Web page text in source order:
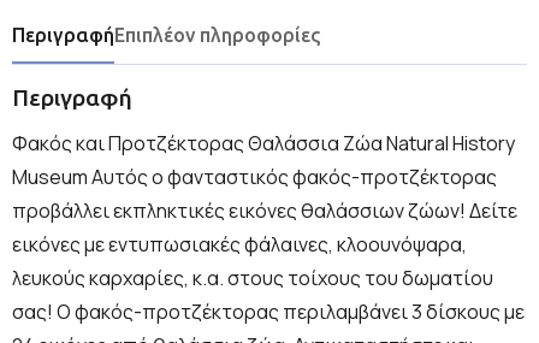
ΠεριγραφήΕπιπλέον πληροφορίες
Περιγραφή
Φακός και Προτζέκτορας Θαλάσσια Ζώα Natural History
Museum Αυτός ο φανταστικός φακός-προτζέκτορας
προβάλλει εκπληκτικές εικόνες θαλάσσιων ζώων! Δείτε
εικόνες με εντυπωσιακές φάλαινες, κλοουνόψαρα,
λευκούς καρχαρίες, κ.α. στους τοίχους του δωματίου
σας! Ο φακός-προτζέκτορας περιλαμβάνει 3 δίσκους με